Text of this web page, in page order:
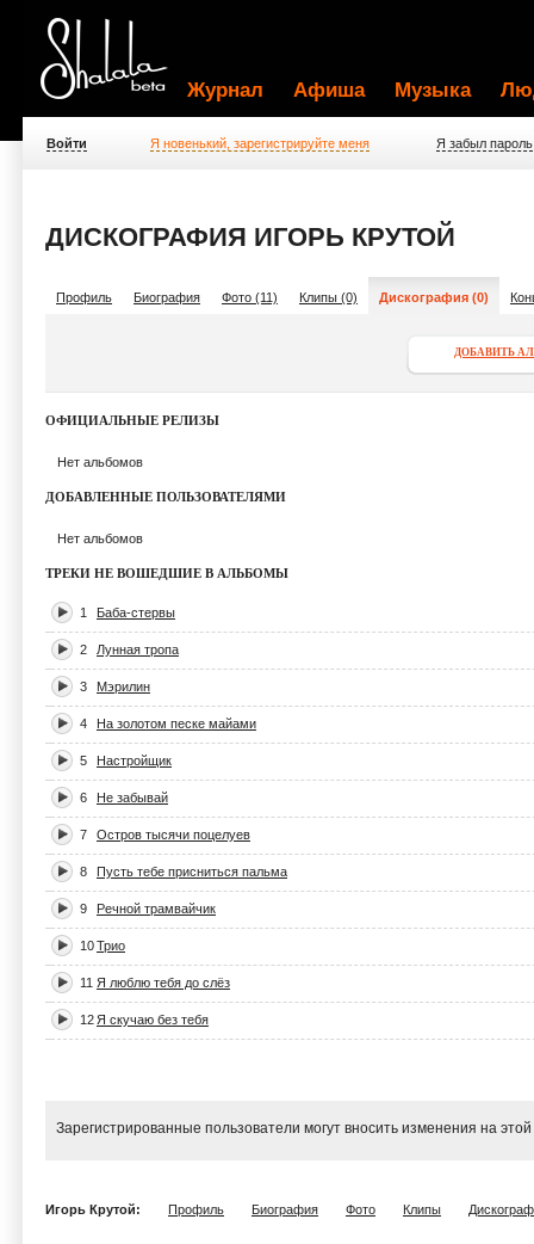
Журнал Афиша Музыка
Войти Я новенький, зарегистрируйте меня Я забыл пароль
ДИСКОГРАФИЯ ИГОРЬ КРУТОЙ
Профиль Биография Фото (11) Клипы (0) Дискография (0)
ДОБАВИТЬ
ОФИЦИАЛЬНЫЕ РЕЛИЗЫ
Нет альбомов
ДОБАВЛЕННЫЕ ПОЛЬЗОВАТЕЛЯМИ
Нет альбомов
ТРЕКИ НЕ ВОШЕДШИЕ В АЛЬБОМЫ
1 Баба-стервы
2 Лунная тропа
3 Мэрилин
4 На золотом песке майами
5 Настройщик
6 Не забывай
7 Остров тысячи поцелуев
8 Пусть тебе присниться пальма
9 Речной трамвайчик
10Трио
11 Я люблю тебя до слёз
12 Я скучаю без тебя
Зарегистрированные пользователи могут вносить изменения на
Игорь Крутой: Профиль Биография Фото Клипы